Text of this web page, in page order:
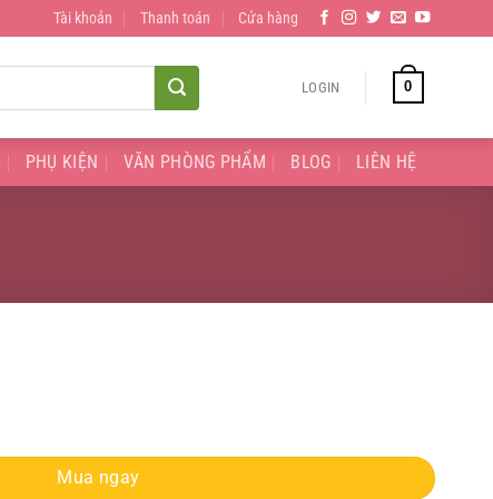
Tài khoản Thanh toán Cửa hàng
LOGIN 0
PHỤ KIỆN VĂN PHÒNG PHẨM BLOG LIÊN HỆ
Mua ngay